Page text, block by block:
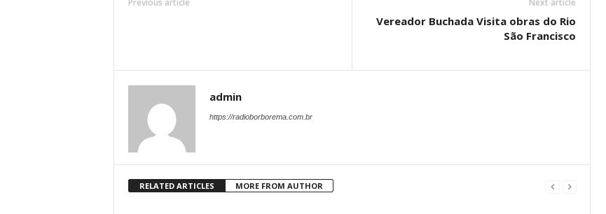
Previous article Next article
Vereador Buchada Visita obras do Rio
São Francisco
admin
https://radioborborema.com.br
RELATED ARTICLES MORE FROM AUTHOR